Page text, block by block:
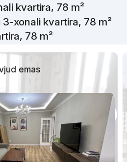
kvartira, 78 m²
xonali kvartira, 78 m²
78 m²
emas